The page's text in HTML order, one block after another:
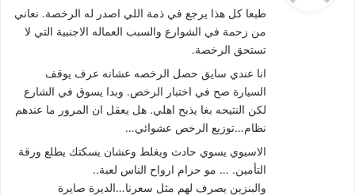
ل
طبعا كل هذا يرجع في ذمة اللي اصدر له الرخصة. نعاني
من زحمة في الشوارع والسبب العماله الاجنبية التي لا
تستحق الرخصة.
انا عندي سايق حصل الرخصه عشانه عرف يوقف
السيارة صح في اختبار الرخص. وبدا يسوق في الشارع
لكن النتيحه بغا يذبح اهلي. هل يعقل ان المرور ما عندهم
نظام…توزيع الرخص عشوائي…
الاسيوي يسوي حادث ويغلط وعشان يسكتك يطلع ورقة
التأمين. … مو حرام ارواح الناس لعبة..
والبنزين يصرف لهم مثل سعرنا…الديرة صايرة